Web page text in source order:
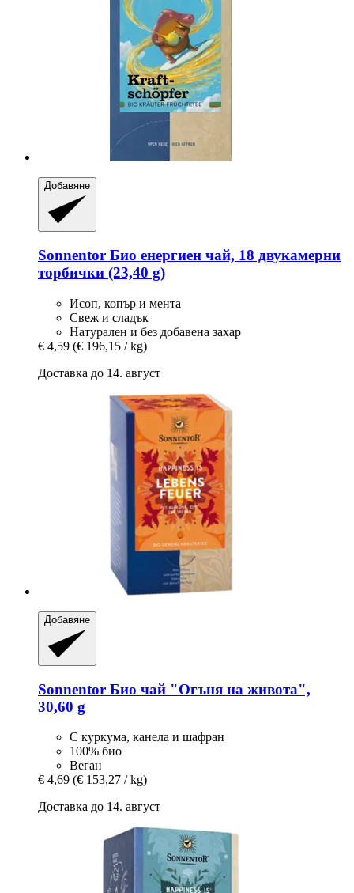
Добавяне
Sonnentor Био енергиен чай, 18 двукамерни
торбички (23,40 g)
Исоп, копър и мента
Свеж и сладък
Натурален и без добавена захар
€ 4,59 (€ 196,15 / kg)
Доставка до 14. август
Добавяне
Sonnentor Био чай "Огъня на живота",
30,60 g
С куркума, канела и шафран
100% био
Веган
€ 4,69 (€ 153,27 / kg)
Доставка до 14. август